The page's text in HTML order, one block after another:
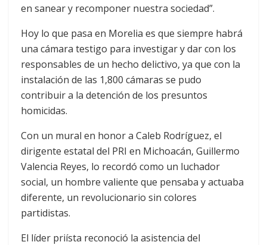
en sanear y recomponer nuestra sociedad”.
Hoy lo que pasa en Morelia es que siempre habrá
una cámara testigo para investigar y dar con los
responsables de un hecho delictivo, ya que con la
instalación de las 1,800 cámaras se pudo
contribuir a la detención de los presuntos
homicidas.
Con un mural en honor a Caleb Rodríguez, el
dirigente estatal del PRI en Michoacán, Guillermo
Valencia Reyes, lo recordó como un luchador
social, un hombre valiente que pensaba y actuaba
diferente, un revolucionario sin colores
partidistas.
El líder priísta reconoció la asistencia del